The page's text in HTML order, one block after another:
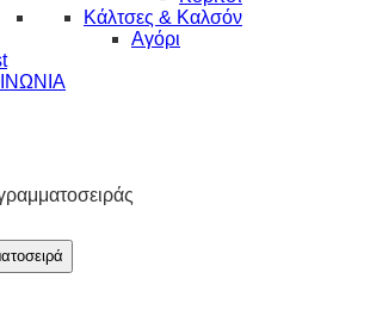
Κάλτσες & Καλσόν
Αγόρι